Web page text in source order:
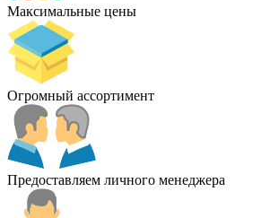
Максимальные цены
Огромный ассортимент
Предоставляем личного менеджера